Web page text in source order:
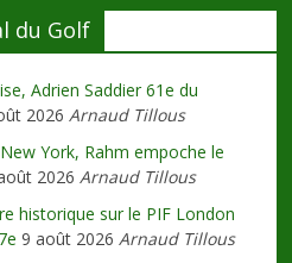
du Golf
Adrien Saddier 61e du
2026 Arnaud Tillous
York, Rahm empoche le
2026 Arnaud Tillous
historique sur le PIF London
9 août 2026 Arnaud Tillous